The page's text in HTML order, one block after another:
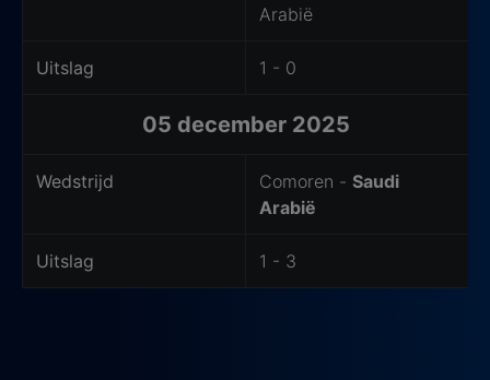
Arabië
Uitslag 1 - 0
05 december 2025
Wedstrijd Comoren - Saudi
Arabië
Uitslag 1 - 3